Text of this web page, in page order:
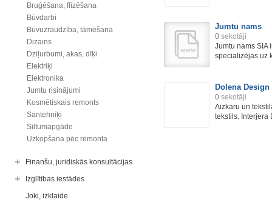
Bruģēšana, flīzēšana
Būvdarbi
Būvuzraudzība, tāmēšana
Dizains
Dziļurbumi, akas, dīķi
Elektriķi
Elektronika
Jumtu risinājumi
Kosmētiskais remonts
Santehniķi
Siltumapgāde
Uzkopšana pēc remonta
Finanšu, juridiskās konsultācijas
Izglītības iestādes
Joki, izklaide
Jumtu nams
0 sekotāji
Jumtu nams SIA
specializējas uz
Dolena Design
0 sekotāji
Aizkaru un
tekstils. Interjera